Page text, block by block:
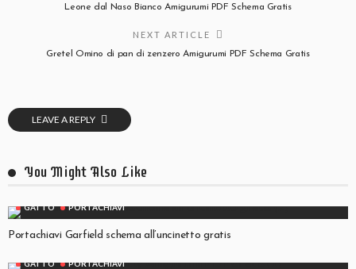
Leone dal Naso Bianco Amigurumi PDF Schema Gratis
NEXT ARTICLE
Gretel Omino di pan di zenzero Amigurumi PDF Schema Gratis
LEAVE A REPLY
You Might Also Like
GATTO PORTACHIAVI
Portachiavi Garfield schema all’uncinetto gratis
GATTO PORTACHIAVI